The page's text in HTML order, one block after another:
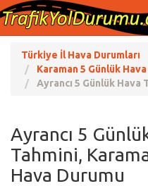
Türkiye İl Hava Durumları
Karaman 5 Günlük
Ayrancı 5 Günlük Hava
Ayrancı 5
Tahmini,
Hava Durumu